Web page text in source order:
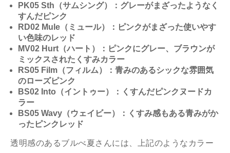
PK05 Sth（サムシング）：グレーがまざったようなく
すんだピンク
RD02 Mule（ミュール）：ピンクがまざった使いやす
い色味のレッド
MV02 Hurt（ハート）：ピンクにグレー、ブラウンが
ミックスされたくすみカラー
RS05 Film（フィルム）：青みのあるシックな雰囲気
のローズピンク
BS02 Into（イントゥー）：くすんだピンクヌードカ
ラー
BS05 Wavy（ウェイビー）：くすみ感もある青みがか
ったピンクレッド
透明感のあるブルべ夏さんには、上記のようなカラー